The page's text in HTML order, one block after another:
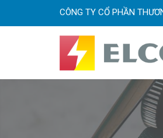
CÔNG TY CỔ PHẦN